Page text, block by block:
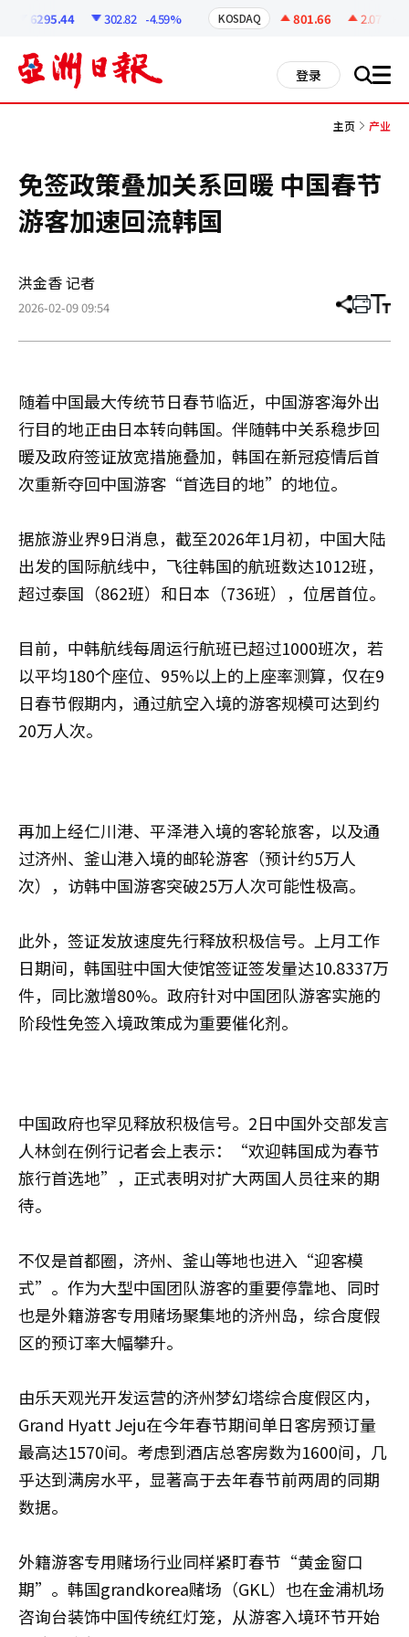
6295.44 302.82 -4.59% KOSDAQ 801.66 2.07
登录 搜 all
主页 产业
免签政策叠加关系回暖 中国春节
游客加速回流韩国
洪金香 记者
2026-02-09 09:54 分
章
打 调
小
随着中国最大传统节日春节临近，中国游客海外出
行目的地正由日本转向韩国。伴随韩中关系稳步回
暖及政府签证放宽措施叠加，韩国在新冠疫情后首
次重新夺回中国游客“首选目的地”的地位。
据旅游业界9日消息，截至2026年1月初，中国大陆
出发的国际航线中，飞往韩国的航班数达1012班，
超过泰国（862班）和日本（736班），位居首位。
目前，中韩航线每周运行航班已超过1000班次，若
以平均180个座位、95%以上的上座率测算，仅在9
日春节假期内，通过航空入境的游客规模可达到约
20万人次。
再加上经仁川港、平泽港入境的客轮旅客，以及通
过济州、釜山港入境的邮轮游客（预计约5万人
次），访韩中国游客突破25万人次可能性极高。
此外，签证发放速度先行释放积极信号。上月工作
日期间，韩国驻中国大使馆签证签发量达10.8337万
件，同比激增80%。政府针对中国团队游客实施的
阶段性免签入境政策成为重要催化剂。
中国政府也罕见释放积极信号。2日中国外交部发言
人林剑在例行记者会上表示：“欢迎韩国成为春节
旅行首选地”，正式表明对扩大两国人员往来的期
待。
不仅是首都圈，济州、釜山等地也进入“迎客模
式”。作为大型中国团队游客的重要停靠地、同时
也是外籍游客专用赌场聚集地的济州岛，综合度假
区的预订率大幅攀升。
由乐天观光开发运营的济州梦幻塔综合度假区内，
Grand Hyatt Jeju在今年春节期间单日客房预订量
最高达1570间。考虑到酒店总客房数为1600间，几
乎达到满房水平，显著高于去年春节前两周的同期
数据。
外籍游客专用赌场行业同样紧盯春节“黄金窗口
期”。韩国grandkorea赌场（GKL）也在金浦机场
咨询台装饰中国传统红灯笼，从游客入境环节开始